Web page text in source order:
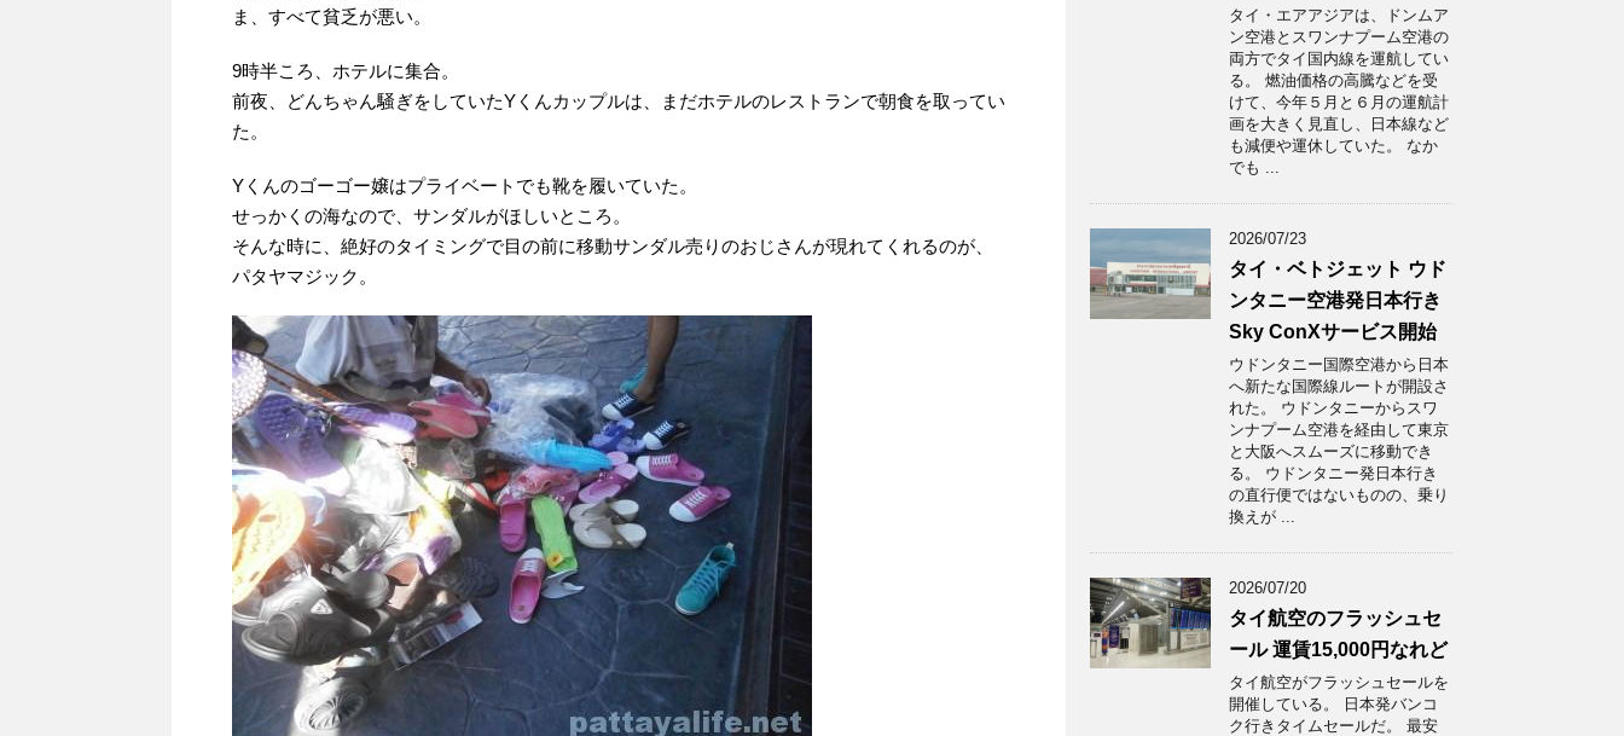
ま、すべて貧乏が悪い。
9時半ころ、ホテルに集合。
前夜、どんちゃん騒ぎをしていたYくんカップルは、まだホテルのレストランで朝食を取ってい
た。
Yくんのゴーゴー嬢はプライベートでも靴を履いていた。
せっかくの海なので、サンダルがほしいところ。
そんな時に、絶好のタイミングで目の前に移動サンダル売りのおじさんが現れてくれるのが、
パタヤマジック。
タイ・エアアジアは、ドンムア
ン空港とスワンナプーム空港の
両方でタイ国内線を運航してい
る。 燃油価格の高騰などを受
けて、今年５月と６月の運航計
画を大きく見直し、日本線など
も減便や運休していた。 なか
でも ...
2026/07/23
タイ・ベトジェット ウド
ンタニー空港発日本行き
Sky ConXサービス開始
ウドンタニー国際空港から日本
へ新たな国際線ルートが開設さ
れた。 ウドンタニーからスワ
ンナプーム空港を経由して東京
と大阪へスムーズに移動でき
る。 ウドンタニー発日本行き
の直行便ではないものの、乗り
換えが ...
2026/07/20
タイ航空のフラッシュセ
ール 運賃15,000円なれど
タイ航空がフラッシュセールを
開催している。 日本発バンコ
ク行きタイムセールだ。 最安